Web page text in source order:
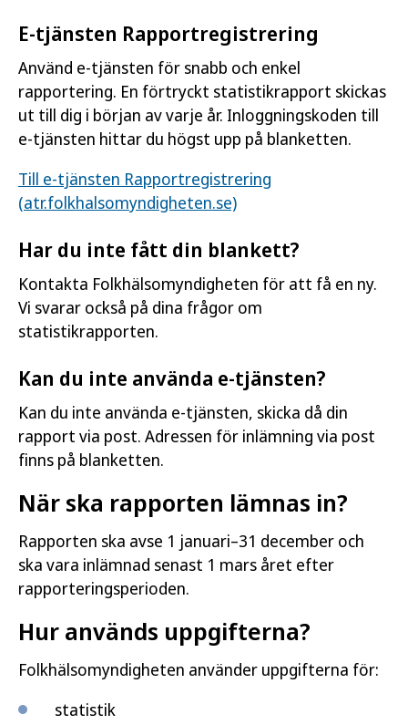
E-tjänsten Rapportregistrering
Använd e-tjänsten för snabb och enkel
rapportering. En förtryckt statistikrapport skickas
ut till dig i början av varje år. Inloggningskoden till
e-tjänsten hittar du högst upp på blanketten.
Till e-tjänsten Rapportregistrering
(atr.folkhalsomyndigheten.se)
Har du inte fått din blankett?
Kontakta Folkhälsomyndigheten för att få en ny.
Vi svarar också på dina frågor om
statistikrapporten.
Kan du inte använda e-tjänsten?
Kan du inte använda e-tjänsten, skicka då din
rapport via post. Adressen för inlämning via post
finns på blanketten.
När ska rapporten lämnas in?
Rapporten ska avse 1 januari–31 december och
ska vara inlämnad senast 1 mars året efter
rapporteringsperioden.
Hur används uppgifterna?
Folkhälsomyndigheten använder uppgifterna för:
statistik